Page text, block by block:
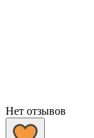
Нет отзывов